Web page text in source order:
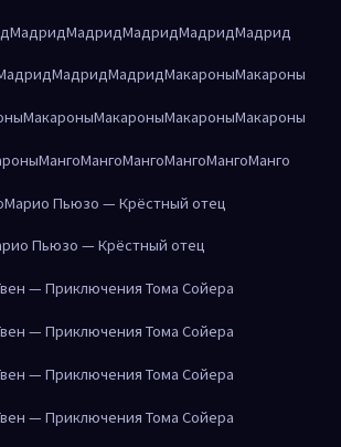
МадридМадридМадридМадридМадрид
МадридМадридМакароныМакароны
МакароныМакароныМакароныМакароны
МангоМангоМангоМангоМангоМанго
Марио Пьюзо — Крёстный отец
Пьюзо — Крёстный отец
— Приключения Тома Сойера
— Приключения Тома Сойера
— Приключения Тома Сойера
— Приключения Тома Сойера